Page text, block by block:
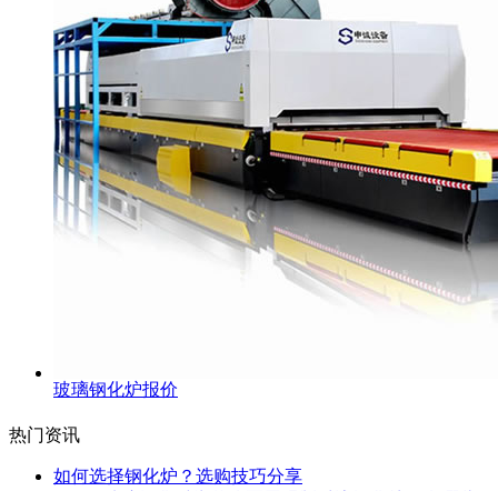
玻璃钢化炉报价
热门资讯
如何选择钢化炉？选购技巧分享